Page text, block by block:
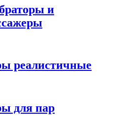
и
реалистичные
для пар